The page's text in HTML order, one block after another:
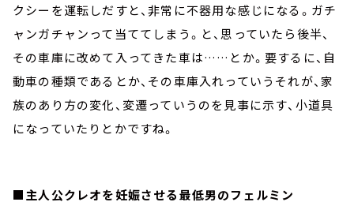
クシーを運転しだすと、非常に不器用な感じになる。ガチ
ャンガチャンって当ててしまう。と、思っていたら後半、
その車庫に改めて入ってきた車は……とか。要するに、自
動車の種類であるとか、その車庫入れっていうそれが、家
族のあり方の変化、変遷っていうのを見事に示す、小道具
になっていたりとかですね。
■主人公クレオを妊娠させる最低男のフェルミン